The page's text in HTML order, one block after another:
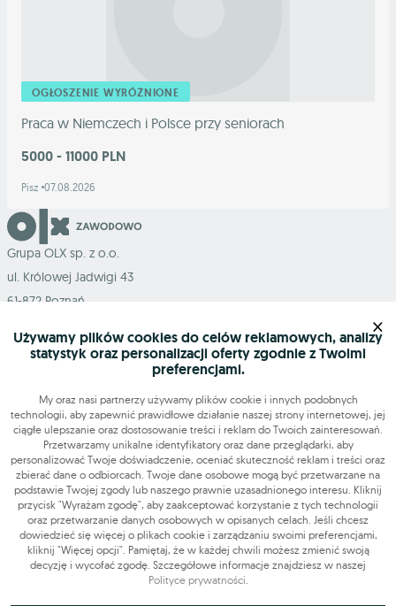
OGŁOSZENIE WYRÓŻNIONE
Praca w Niemczech i Polsce przy seniorach
5000 - 11000 PLN
Pisz 07.08.2026
Grupa OLX sp. z o.o.
ul. Królowej Jadwigi 43
61-872 Poznań
Szukasz pracy?
Znajdź nas
Narzędzia
OLX-praca © 2026. Wszelkie prawa zastrzeżone.
Używamy plików cookies do celów reklamowych, analizy
statystyk oraz personalizacji oferty zgodnie z Twoimi
preferencjami.
My oraz nasi partnerzy używamy plików cookie i innych podobnych
technologii, aby zapewnić prawidłowe działanie naszej strony internetowej, jej
ciągłe ulepszanie oraz dostosowanie treści i reklam do Twoich zainteresowań.
Przetwarzamy unikalne identyfikatory oraz dane przeglądarki, aby
personalizować Twoje doświadczenie, oceniać skuteczność reklam i treści oraz
zbierać dane o odbiorcach. Twoje dane osobowe mogą być przetwarzane na
podstawie Twojej zgody lub naszego prawnie uzasadnionego interesu. Kliknij
przycisk "Wyrażam zgodę", aby zaakceptować korzystanie z tych technologii
oraz przetwarzanie danych osobowych w opisanych celach. Jeśli chcesz
dowiedzieć się więcej o plikach cookie i zarządzaniu swoimi preferencjami,
kliknij "Więcej opcji". Pamiętaj, że w każdej chwili możesz zmienić swoją
decyzję i wycofać zgodę. Szczegółowe informacje znajdziesz w naszej
Polityce prywatności.
×